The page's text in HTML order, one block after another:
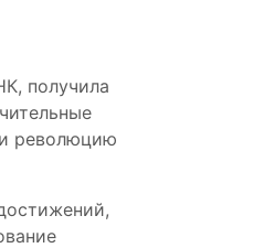
получила
революцию